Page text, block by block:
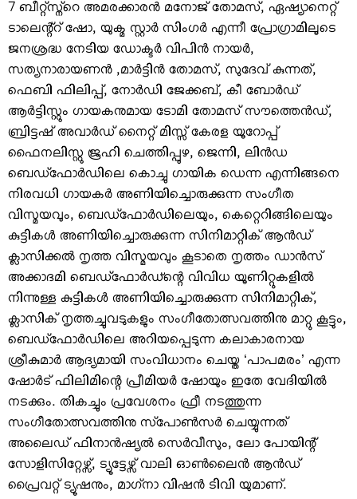
7 ബീറ്റ്സ്ന്റെ അമരക്കാരന്‍ മനോജ് തോമസ്, ഏഷ്യാനെറ്റ്
ടാലെന്റ്‌റ് ഷോ, യുക്മ സ്റ്റാര്‍ സിംഗര്‍ എന്നീ പ്രോഗ്രാമിലൂടെ
ജനശ്രദ്ധ നേടിയ ഡോക്ടര്‍ വിപിന്‍ നായര്‍,
സത്യനാരായണന്‍ ,മാര്‍ട്ടിന്‍ തോമസ്, സുദേവ് കുന്നത്,
ഫെബി ഫിലിപ്പ്, നോര്‍ഡി ജേക്കബ്, കീ ബോര്‍ഡ്
ആര്‍ട്ടിസ്റ്റും ഗായകനുമായ ടോമി തോമസ് സൗത്തെന്‍ഡ്,
ബ്രിട്ടഷ് അവാര്‍ഡ് നൈറ്റ് മിസ്സ് കേരള യൂറോപ്പ്
ഫൈനലിസ്റ്റു ജൂഹി ചെത്തിപ്പുഴ, ജെന്നി, ലിന്‍ഡ
ബെഡ്‌ഫോര്‍ഡിലെ കൊച്ചു ഗായിക ഡെന്ന എന്നിങ്ങനെ
നിരവധി ഗായകര്‍ അണിയിച്ചൊരുക്കുന്ന സംഗീത
വിസ്മയവും, ബെഡ്‌ഫോര്‍ഡിലെയും, കെറ്റെറിങ്ങിലെയും
കുട്ടികള്‍ അണിയിച്ചൊരുക്കുന്ന സിനിമാറ്റിക് ആന്‍ഡ്
ക്ലാസിക്കല്‍ നൃത്ത വിസ്മയവും കൂടാതെ നൃത്തം ഡാന്‍സ്
അക്കാദമി ബെഡ്‌ഫോര്‍ഡ്ന്റെ വിവിധ യൂണിറ്റുകളില്‍
നിന്നുള്ള കുട്ടികള്‍ അണിയിച്ചൊരുക്കുന്ന സിനിമാറ്റിക്,
ക്ലാസിക് നൃത്തച്ചുവടുകളും സംഗീതോത്സവത്തിനു മാറ്റു കൂട്ടും,
ബെഡ്‌ഫോര്‍ഡിലെ അറിയപ്പെടുന്ന കലാകാരനായ
ശ്രീകുമാര്‍ ആദ്യമായി സംവിധാനം ചെയ്ത ‘പാപമരം’ എന്ന
ഷോര്‍ട് ഫിലിമിന്റെ പ്രീമിയര്‍ ഷോയും ഇതേ വേദിയില്‍
നടക്കും. തികച്ചും പ്രവേശനം ഫ്രീ നടത്തുന്ന
സംഗീതോത്സവത്തിനു സ്‌പോണ്‍സര്‍ ചെയ്യുന്നത്
അലൈഡ് ഫിനാന്‍ഷ്യല്‍ സെര്‍വീസും, ലോ പോയിന്റ്
സോളിസിറ്റേഴ്സ്, ട്യൂട്ടേഴ്സ് വാലി ഓണ്‍ലൈന്‍ ആന്‍ഡ്
പ്രൈവറ്റ് ട്യൂഷനും, മാഗ്‌നാ വിഷന്‍ ടിവി യുമാണ്.